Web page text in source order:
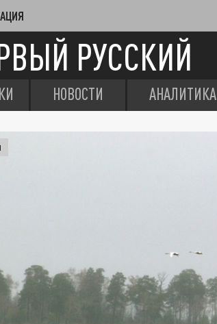
РУССКИЙ
НОВОСТИ АНАЛИТИКА